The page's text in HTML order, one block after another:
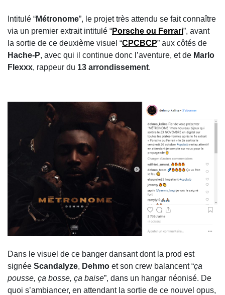
Intitulé “Métronome”, le projet très attendu se fait connaître
via un premier extrait intitulé “Porsche ou Ferrari”, avant
la sortie de ce deuxième visuel “CPCBCP” aux côtés de
Hache-P, avec qui il continue donc l’aventure, et de Marlo
Flexxx, rappeur du 13 arrondissement.
Dans le visuel de ce banger dansant dont la prod est
signée Scandalyze, Dehmo et son crew balancent “ça
pousse, ça bosse, ça baise”, dans un hangar néonisé. De
quoi s’ambiancer, en attendant la sortie de ce nouvel opus,